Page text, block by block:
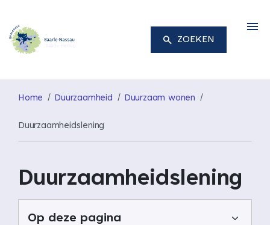
ZOEKEN
Home Duurzaamheid Duurzaam wonen
Duurzaamheidslening
Duurzaamheidslening
Op deze pagina